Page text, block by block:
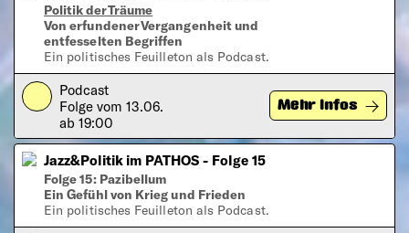
Politik der Träume
Von erfundener Vergangenheit und
entfesselten Begriffen
Ein politisches Feuilleton als Podcast.
Play Podcast
Folge vom 13.06.
ab 19:00
Mehr Infos
Jazz&Politik im PATHOS - Folge 15
Folge 15: Pazibellum
Ein Gefühl von Krieg und Frieden
Ein politisches Feuilleton als Podcast.